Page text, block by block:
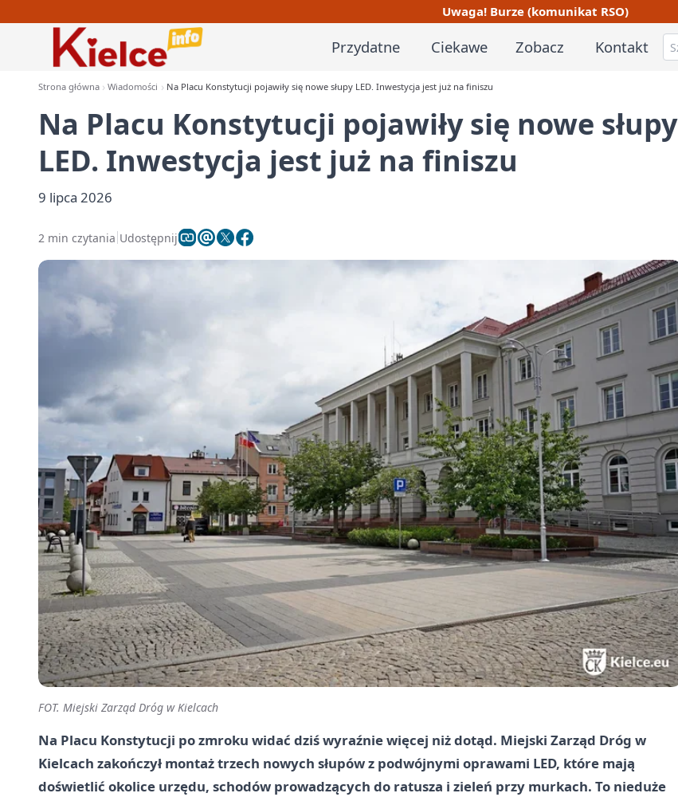
Uwaga! Burze (komunikat RSO)
Przydatne Ciekawe Zobacz Kontakt
Strona główna Wiadomości Na Placu Konstytucji pojawiły się nowe słupy LED. Inwestycja jest już na finiszu
Na Placu Konstytucji pojawiły się nowe słupy
LED. Inwestycja jest już na finiszu
9 lipca 2026
2 min czytania Udostępnij
FOT. Miejski Zarząd Dróg w Kielcach
Na Placu Konstytucji po zmroku widać dziś wyraźnie więcej niż dotąd. Miejski Zarząd Dróg w
Kielcach zakończył montaż trzech nowych słupów z podwójnymi oprawami LED, które mają
doświetlić okolice urzędu, schodów prowadzących do ratusza i zieleń przy murkach. To nieduże